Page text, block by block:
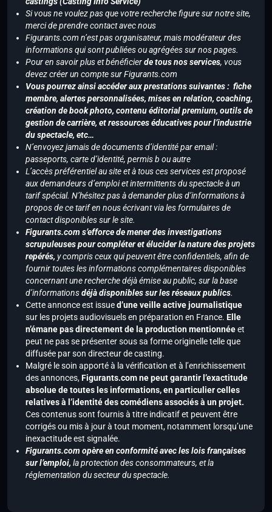
Si vous ne voulez pas que votre recherche figure sur notre site,
merci de prendre contact avec nous
Figurants.com n’est pas organisateur, mais modérateur des
informations qui sont publiées ou agrégées sur nos pages.
Pour en savoir plus et bénéficierde tous nos services, vous
devez créer un compte sur Figurants.com
Vous pourrez ainsi accéder aux prestations suivantes : fiche
membre, alertes personnalisées, mises en relation, coaching,
création de book photo, contenu éditorial premium, outils de
gestion de carrière, et ressources éducatives pour l’industrie
du spectacle, etc…
N’envoyez jamais de documents d’identité par email :
passeports, carte d’identité, permis b ou autre
L’accès préférentiel au site et à tous ces services est proposé
aux demandeurs d’emploi et intermittents du spectacle à un
tarif spécial. N’hésitez pas à demander plus d’informations à
propos de ce tarif en nous écrivant via les formulaires de
contact disponibles sur le site.
Figurants.com s’efforce de mener des investigations
scrupuleuses pour compléter et élucider la nature des projets
repérés, y compris ceux qui peuvent être confidentiels, afin de
fournir toutes les informations complémentaires disponibles
concernant une recherche déjà émise au public, sur la base
d’informationsdéjà disponibles sur les réseaux publics.
Cette annonce est issued’une veille active journalistique
sur les projets audiovisuels en préparation en France. Elle
n’émane pas directement de la production mentionnéeet
peut ne pas se présenter sous sa forme originelle telle que
diffusée par son directeur de casting.
Malgré le soin apporté à la vérification et à l’enrichissement
des annonces,Figurants.com ne peut garantir l’exactitude
absolue de toutes les informations, en particulier celles
relatives à l’identité des comédiens associés à un projet.
Ces contenus sont fournis à titre indicatif et peuvent être
corrigés ou mis à jour à tout moment, notamment lorsqu’une
inexactitude est signalée.
Figurants.com opère en conformité avec les lois françaises
sur l’emploi, la protection des consommateurs, et la
réglementation du secteur du spectacle.